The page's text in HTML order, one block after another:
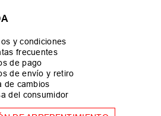
y condiciones
frecuentes
de pago
de envío y retiro
de cambios
del consumidor